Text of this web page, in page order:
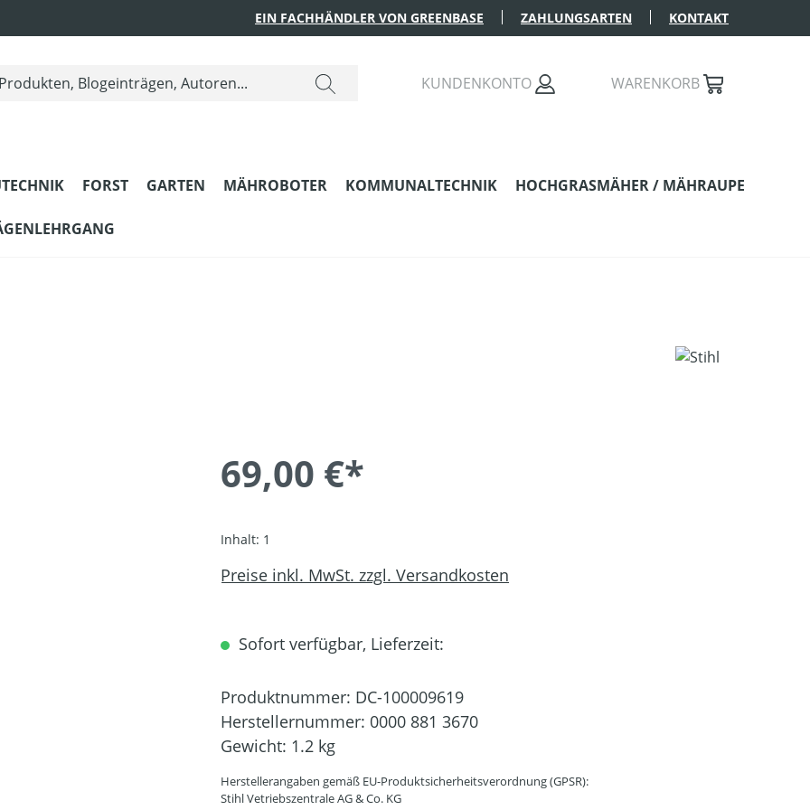
EIN FACHHÄNDLER VON GREENBASE ZAHLUNGSARTEN KONTAKT
KUNDENKONTO WARENKORB
FORST GARTEN MÄHROBOTER KOMMUNALTECHNIK HOCHGRASMÄHER / MÄHRAUPE
69,00 €*
Inhalt: 1
Preise inkl. MwSt. zzgl. Versandkosten
Sofort verfügbar, Lieferzeit:
Produktnummer: DC-100009619
Herstellernummer: 0000 881 3670
Gewicht: 1.2 kg
Herstellerangaben gemäß EU-Produktsicherheitsverordnung (GPSR):
Stihl Vetriebszentrale AG & Co. KG